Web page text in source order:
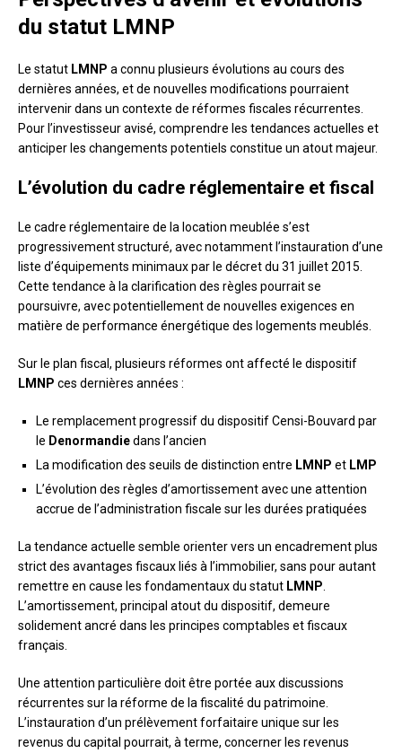
du statut LMNP
Le statut LMNP a connu plusieurs évolutions au cours des
dernières années, et de nouvelles modifications pourraient
intervenir dans un contexte de réformes fiscales récurrentes.
Pour l’investisseur avisé, comprendre les tendances actuelles et
anticiper les changements potentiels constitue un atout majeur.
L’évolution du cadre réglementaire et fiscal
Le cadre réglementaire de la location meublée s’est
progressivement structuré, avec notamment l’instauration d’une
liste d’équipements minimaux par le décret du 31 juillet 2015.
Cette tendance à la clarification des règles pourrait se
poursuivre, avec potentiellement de nouvelles exigences en
matière de performance énergétique des logements meublés.
Sur le plan fiscal, plusieurs réformes ont affecté le dispositif
LMNP ces dernières années :
Le remplacement progressif du dispositif Censi-Bouvard par
le Denormandiedans l’ancien
La modification des seuils de distinction entre LMNP et LMP
L’évolution des règles d’amortissement avec une attention
accrue de l’administration fiscale sur les durées pratiquées
La tendance actuelle semble orienter vers un encadrement plus
strict des avantages fiscaux liés à l’immobilier, sans pour autant
remettre en cause les fondamentaux du statut LMNP
L’amortissement, principal atout du dispositif, demeure
solidement ancré dans les principes comptables et fiscaux
français.
Une attention particulière doit être portée aux discussions
récurrentes sur la réforme de la fiscalité du patrimoine.
L’instauration d’un prélèvement forfaitaire unique sur les
revenus du capital pourrait, à terme, concerner les revenus